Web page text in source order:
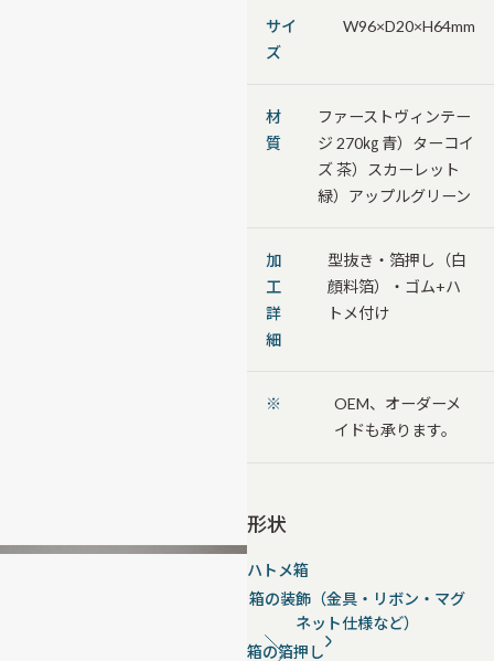
サイ
ズ
W96×D20×H64mm
材
質
ファーストヴィンテー
ジ 270㎏ 青）ターコイ
ズ 茶）スカーレット
緑）アップルグリーン
加
工
詳
細
型抜き・箔押し（白
顔料箔）・ゴム+ハ
トメ付け
※
OEM、オーダーメ
イドも承ります。
形状
ハトメ箱
箱の装飾（金具・リボン・マグ
ネット仕様など）
箱の箔押し